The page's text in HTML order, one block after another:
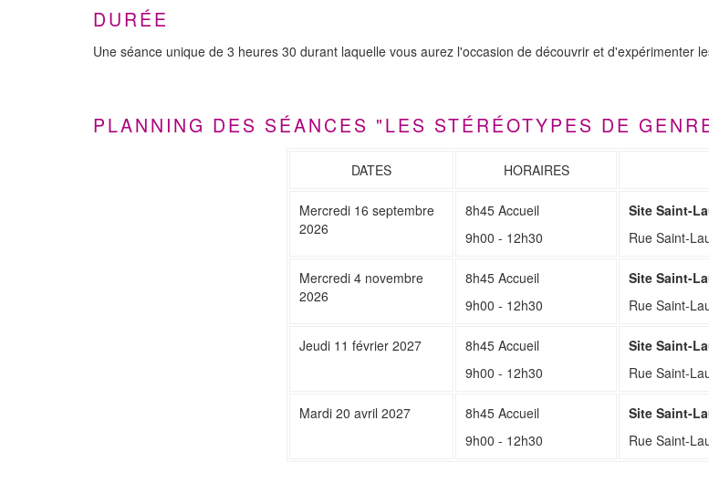
DURÉE
Une séance unique de 3 heures 30 durant laquelle vous aurez l'occasion de découvrir et d'expérimenter
PLANNING DES SÉANCES "LES STÉRÉOTYPES DE
DATES HORAIRES
Mercredi 16 septembre
2026
8h45 Accueil
9h00 - 12h30
Site Saint-
Rue Saint-
Mercredi 4 novembre
2026
8h45 Accueil
9h00 - 12h30
Site Saint-
Rue Saint-
Jeudi 11 février 2027
8h45 Accueil
9h00 - 12h30
Site Saint-
Rue Saint-
Mardi 20 avril 2027
8h45 Accueil
9h00 - 12h30
Site Saint-
Rue Saint-